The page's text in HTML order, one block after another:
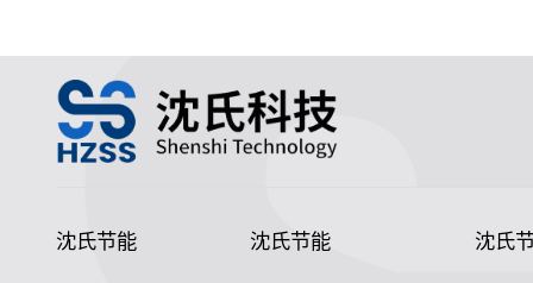
沈氏节能 沈氏节能 沈氏